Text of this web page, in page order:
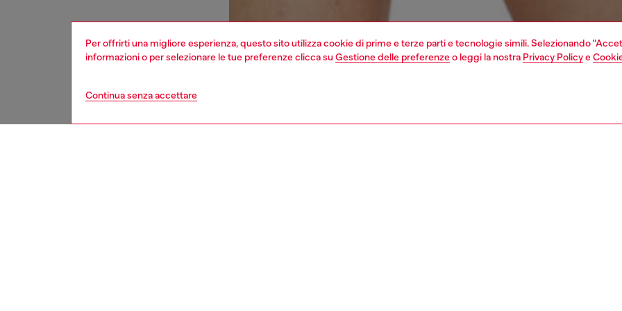
Per offrirti una migliore esperienza, questo sito utilizza cookie di prime e terze parti e tecnologie simili. Selezionando
informazioni o per selezionare le tue preferenze clicca su Gestione delle preferenzeo leggi la nostra Privacy Policye
Continua senza accettare